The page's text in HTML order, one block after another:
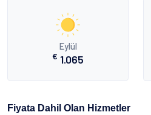
Eylül
€ 1.065
Fiyata Dahil Olan Hizmetler